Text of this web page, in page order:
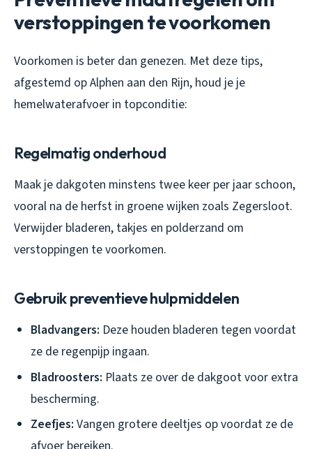
verstoppingen te voorkomen
Voorkomen is beter dan genezen. Met deze tips,
afgestemd op Alphen aan den Rijn, houd je je
hemelwaterafvoer in topconditie:
Regelmatig onderhoud
Maak je dakgoten minstens twee keer per jaar schoon,
vooral na de herfst in groene wijken zoals Zegersloot.
Verwijder bladeren, takjes en polderzand om
verstoppingen te voorkomen.
Gebruik preventieve hulpmiddelen
Bladvangers: Deze houden bladeren tegen voordat
ze de regenpijp ingaan.
Bladroosters: Plaats ze over de dakgoot voor extra
bescherming.
Zeefjes: Vangen grotere deeltjes op voordat ze de